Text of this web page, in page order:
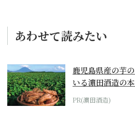
あわせて読みたい
鹿児島県産の芋
いる濵田酒造の
PR(濵田酒造)